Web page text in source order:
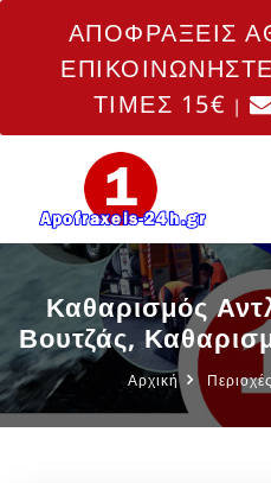
ΑΠΟΦΡΑΞΕΙΣ
ΕΠΙΚΟΙΝΩΝΗΣΤΕ
ΤΙΜΕΣ 15€ |
Καθαρισμός
Βουτζάς,
Αρχική Περιοχές